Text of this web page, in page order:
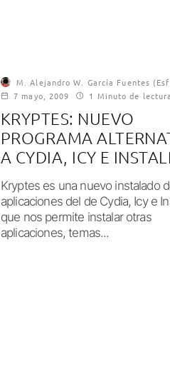
M. Alejandro W. García Fuentes
7 mayo, 2009
1 Minuto de lectura
KRYPTES: NUEVO
PROGRAMA
A CYDIA, ICY E
Kryptes es una nuevo instalado
aplicaciones del de Cydia, Icy e
que nos permite instalar otras
aplicaciones, temas...